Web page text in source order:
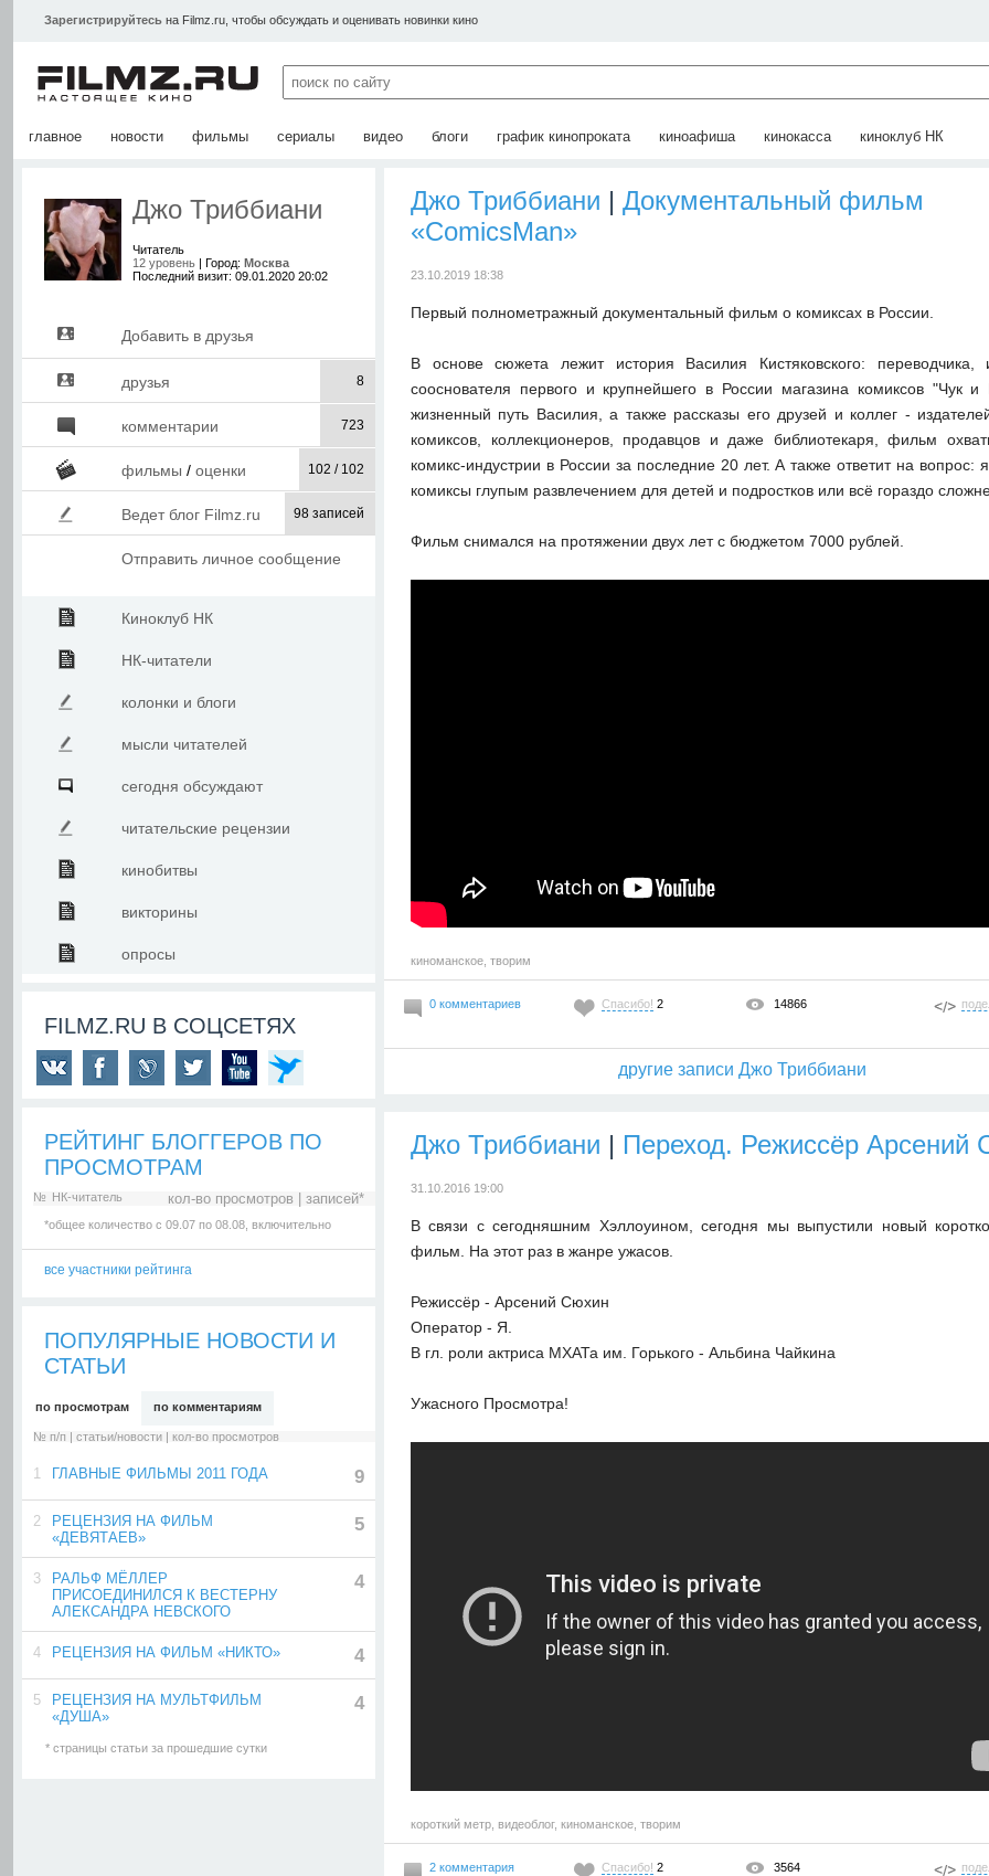
Зарегистрируйтесь на Filmz.ru, чтобы обсуждать и оценивать новинки кино
главное новости фильмы сериалы видео блоги график кинопроката киноафиша кинокасса киноклуб НК
Джо Триббиани | Документальный фильм
«ComicsMan»
23.10.2019 18:38
Первый полнометражный документальный фильм о комиксах в России.
В основе сюжета лежит история Василия Кистяковского: переводчика,
сооснователя первого и крупнейшего в России магазина комиксов "Чук и
жизненный путь Василия, а также рассказы его друзей и коллег -
комиксов, коллекционеров, продавцов и даже библиотекаря, фильм
комикс-индустрии в России за последние 20 лет. А также ответит на вопрос:
комиксы глупым развлечением для детей и подростков или всё гораздо
Фильм снимался на протяжении двух лет с бюджетом 7000 рублей.
киноманское творим
0 комментариев Спасибо! 2 14866
другие записи Джо Триббиани
Джо Триббиани | Переход. Режиссёр Арсений
31.10.2016 19:00
В связи с сегодняшним Хэллоуином, сегодня мы выпустили новый
фильм. На этот раз в жанре ужасов.
Режиссёр - Арсений Сюхин
Оператор - Я.
В гл. роли актриса МХАТа им. Горького - Альбина Чайкина
Ужасного Просмотра!
короткий метр видеоблог, киноманское творим
2 комментария Спасибо! 2 3564
Джо Триббиани
Читатель
12 уровень | Город: Москва
Последний визит: 09.01.2020 20:02
Добавить в друзья
8
друзья
723
комментарии
102 / 102
фильмы / оценки
98 записей
Ведет блог Filmz.ru
Отправить личное сообщение
Киноклуб НК
НК-читатели
колонки и блоги
мысли читателей
сегодня обсуждают
читательские рецензии
кинобитвы
викторины
опросы
FILMZ.RU В СОЦСЕТЯХ
РЕЙТИНГ БЛОГГЕРОВ ПО
ПРОСМОТРАМ
№ НК-читатель кол-во просмотров | записей*
*общее количество c 09.07 по 08.08, включительно
все участники рейтинга
ПОПУЛЯРНЫЕ НОВОСТИ И
СТАТЬИ
по просмотрам
№ п/п | статьи/новости | кол-во просмотров
1 ГЛАВНЫЕ ФИЛЬМЫ 2011 ГОДА 9
2
РЕЦЕНЗИЯ НА ФИЛЬМ
«ДЕВЯТАЕВ»
5
3
РАЛЬФ МЁЛЛЕР
ПРИСОЕДИНИЛСЯ К ВЕСТЕРНУ
АЛЕКСАНДРА НЕВСКОГО
4
4 РЕЦЕНЗИЯ НА ФИЛЬМ «НИКТО» 4
5
РЕЦЕНЗИЯ НА МУЛЬТФИЛЬМ
«ДУША»
4
* страницы статьи за прошедшие сутки
по комментариям